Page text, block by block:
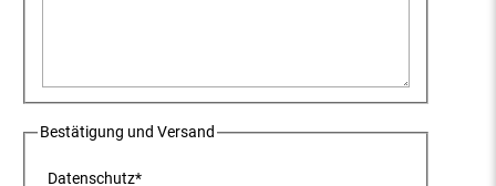
Bestätigung und Versand
Datenschutz*